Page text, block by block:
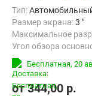
Тип:
Размер экрана:3 "
Максимальное
Угол обзора
Количество
Дополнительно:
Бесплатная, 20
от344,00 p.